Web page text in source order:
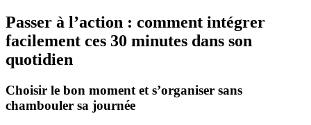
Passer à l’action : comment intégrer
facilement ces 30 minutes dans son
quotidien
Choisir le bon moment et s’organiser sans
chambouler sa journée